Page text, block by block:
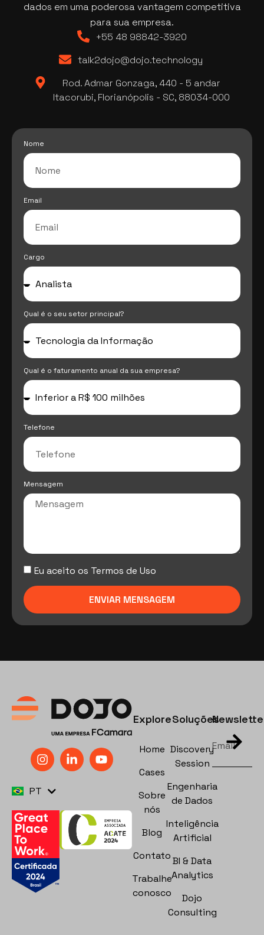
dados em uma poderosa vantagem competitiva
para sua empresa.
+55 48 98842-3920
talk2dojo@dojo.technology
Rod. Admar Gonzaga, 440 - 5 andar
Itacorubi, Florianópolis - SC, 88034-000
Nome
Email
Cargo
Qual é o seu setor principal?
Qual é o faturamento anual da sua empresa?
Telefone
Mensagem
Eu aceito os Termos de Uso
ENVIAR MENSAGEM
PT
ES
Explore
Home
Cases
Sobre
nós
Blog
Contato
Trabalhe
conosco
Soluções
Discovery
Session
Engenharia
de Dados
Inteligência
Artificial
BI & Data
Analytics
Dojo
Consulting